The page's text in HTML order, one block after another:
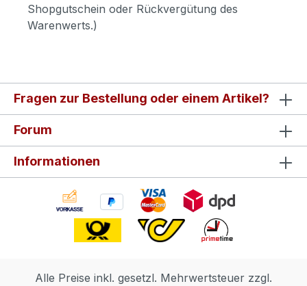
Shopgutschein oder Rückvergütung des
Warenwerts.)
Fragen zur Bestellung oder einem Artikel?
Forum
Informationen
Alle Preise inkl. gesetzl. Mehrwertsteuer zzgl.